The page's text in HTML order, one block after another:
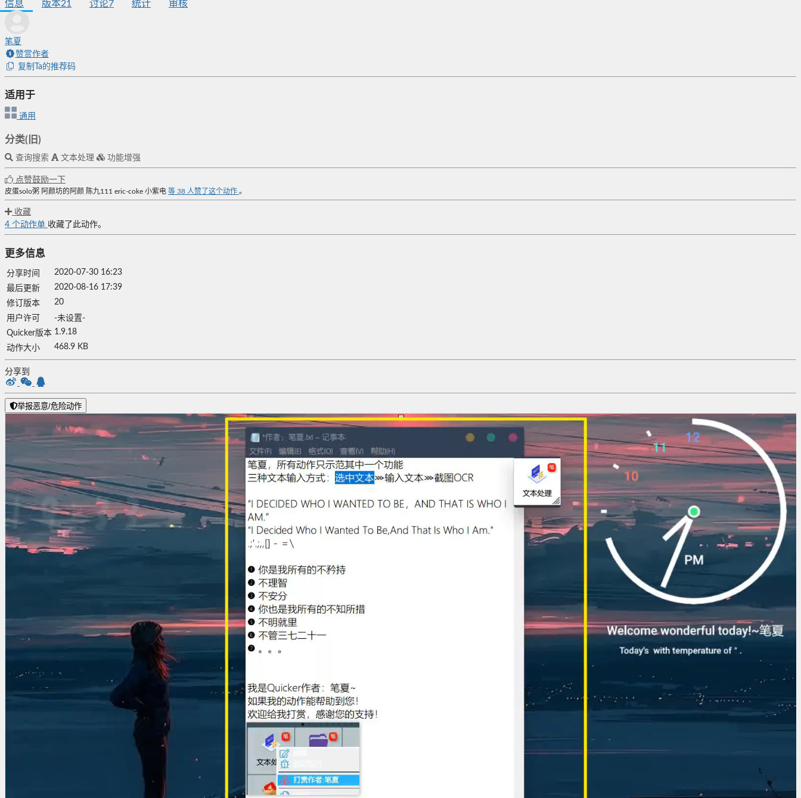
信息 版本21 讨论7 统计 审核
笔夏
赞赏作者
复制Ta的推荐码
适用于
通用
分类(旧)
查询搜索 文本处理 功能增强
点赞鼓励一下
皮蛋solo粥 阿颜坊的阿颜 陈九111 eric-coke 小紫电 等 38 人赞了这个动作 。
收藏
4 个动作单 收藏了此动作。
更多信息
分享时间
2020-07-30 16:23
最后更新
2020-08-16 17:39
修订版本
20
用户许可
-未设置-
Quicker版本 1.9.18
动作大小
468.9 KB
分享到
举报恶意/危险动作